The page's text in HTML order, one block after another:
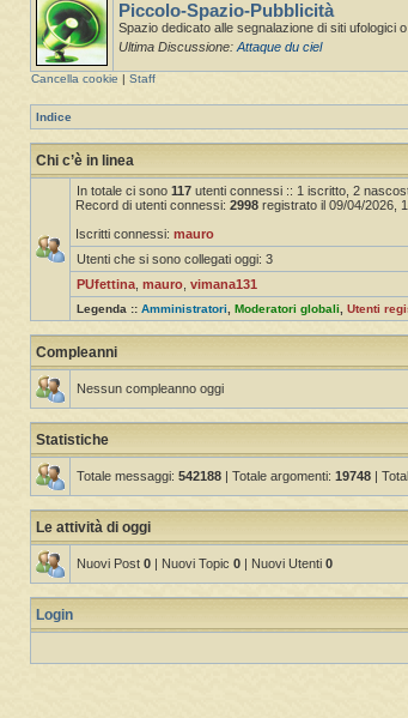
Piccolo-Spazio-Pubblicità
Spazio dedicato alle segnalazione di siti ufologici
Ultima Discussione: Attaque du ciel
Cancella cookie Staff
Indice
Chi c’è in linea
In totale ci sono 117 utenti connessi :: 1 iscritto, 2
Record di utenti connessi: 2998 registrato il 09/04/2026,
Iscritti connessi: mauro
Utenti che si sono collegati oggi: 3
PUfettina mauro vimana131
Legenda :: Amministratori, Moderatori globali, Utenti
Compleanni
Nessun compleanno oggi
Statistiche
Totale messaggi: 542188 | Totale argomenti: 19748 |
Le attività di oggi
Nuovi Post 0 | Nuovi Topic 0 | Nuovi Utenti 0
Login